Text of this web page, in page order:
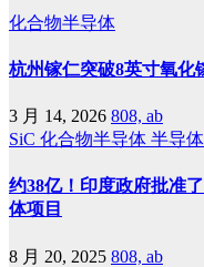
化合物半导体
杭州镓仁突破8英寸氧化
3 月 14, 2026 808, ab
SiC 化合物半导体 半导体
约38亿！印度政府批准
体项目
8 月 20, 2025 808, ab